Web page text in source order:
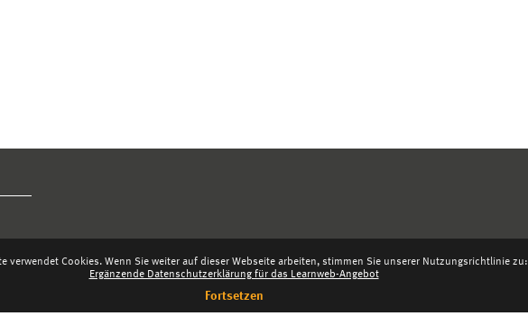
verwendet Cookies. Wenn Sie weiter auf dieser Webseite arbeiten, stimmen Sie unserer Nutzungsrichtlinie zu:
Ergänzende Datenschutzerklärung für das Learnweb-Angebot
Fortsetzen